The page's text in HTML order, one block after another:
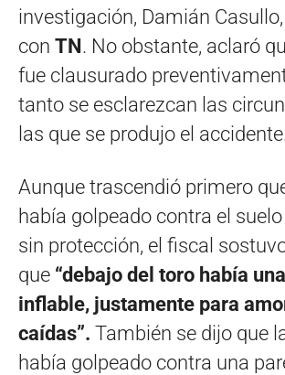
investigación, Damián
con TN. No obstante, aclaró
fue clausurado
tanto se esclarezcan las
las que se produjo el
Aunque trascendió primero
había golpeado contra el
sin protección, el fiscal
que “debajo del toro había
inflable, justamente para
caídas”. También se dijo que
había golpeado contra una